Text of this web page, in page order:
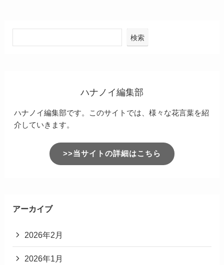
検索
ハナノイ編集部
ハナノイ編集部です。このサイトでは、様々な花言葉を紹
介していきます。
>>当サイトの詳細はこちら
アーカイブ
2026年2月
2026年1月